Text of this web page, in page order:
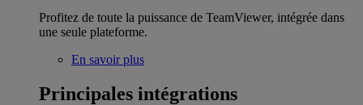
Profitez de toute la puissance de TeamViewer, intégrée dans
une seule plateforme.
En savoir plus
Principales intégrations